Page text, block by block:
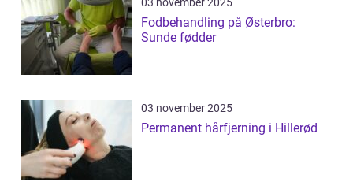
Fodbehandling på Østerbro:
Sunde fødder
03 november 2025
Permanent hårfjerning i Hillerød